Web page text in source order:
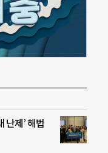
난제’ 해법